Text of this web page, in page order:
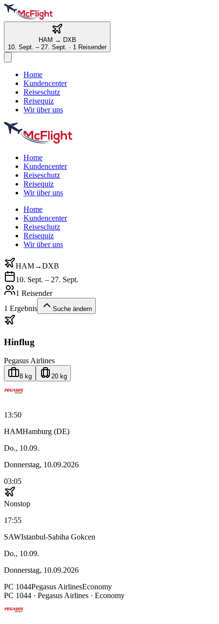
HAM → DXB
10. Sept. – 27. Sept. · 1 Reisender
Home
Kundencenter
Reiseschutz
Reisequiz
Wir über uns
Home
Kundencenter
Reiseschutz
Reisequiz
Wir über uns
Home
Kundencenter
Reiseschutz
Reisequiz
Wir über uns
HAM→DXB
10. Sept. – 27. Sept.
1 Reisender
1 Ergebnis Suche ändern
Hinflug
Pegasus Airlines
8 kg 20 kg
13:50
HAMHamburg (DE)
Do., 10.09.
Donnerstag, 10.09.2026
03:05
Nonstop
17:55
SAWIstanbul-Sabiha Gokcen
Do., 10.09.
Donnerstag, 10.09.2026
PC 1044Pegasus AirlinesEconomy
PC 1044 · Pegasus Airlines · Economy